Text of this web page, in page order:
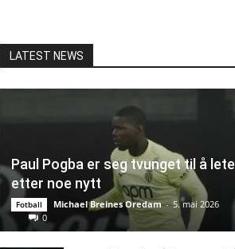
LATEST NEWS
Paul Pogba er seg tvunget til å lete
etter noe nytt
Fotball Michael Breines Oredam - 5. mai 2026
0